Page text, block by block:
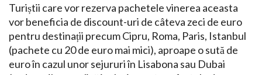
Turiștii care vor rezerva pachetele vinerea aceasta
vor beneficia de discount-uri de câteva zeci de euro
pentru destinații precum Cipru, Roma, Paris, Istanbul
(pachete cu 20 de euro mai mici), aproape o sută de
euro în cazul unor sejururi în Lisabona sau Dubai